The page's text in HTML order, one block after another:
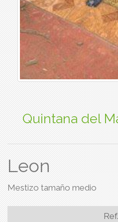
Quintana del
Leon
Mestizo tamaño medio